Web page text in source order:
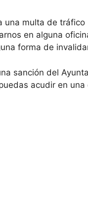
una multa de
en alguna
forma de
sanción del
acudir en